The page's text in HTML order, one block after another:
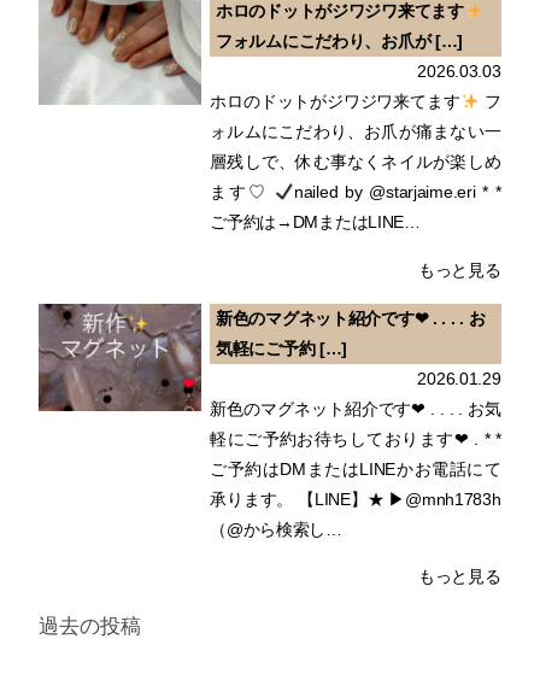
ホロのドットがジワジワ来てます
フォルムにこだわり、お爪が […]
2026.03.03
ホロのドットがジワジワ来てます
フ
ォルムにこだわり、お爪が痛まない一
層残しで、休む事なくネイルが楽しめ
ます♡
nailed by @starjaime.eri * *
ご予約は→DMまたはLINE…
もっと見る
新色のマグネット紹介です❤︎ . . . . お
気軽にご予約 […]
2026.01.29
新色のマグネット紹介です❤︎ . . . . お気
軽にご予約お待ちしております❤︎ . * *
ご予約はDMまたはLINEかお電話にて
承ります。 【LINE】★ ▶︎@mnh1783h
（@から検索し…
もっと見る
投
過去の投稿